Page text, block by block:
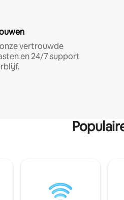
vertrouwde
en 24/7 support